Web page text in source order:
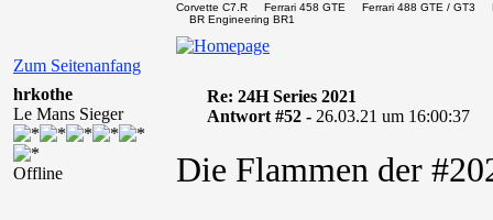
Zum Seitenanfang
Corvette C7.R Ferrari 458 GTE Ferrari 488 GTE /
BR Engineering BR1
hrkothe
Le Mans Sieger
Offline
Re: 24H Series 2021
Antwort #52 - 26.03.21 um 16:00:37
Die Flammen der